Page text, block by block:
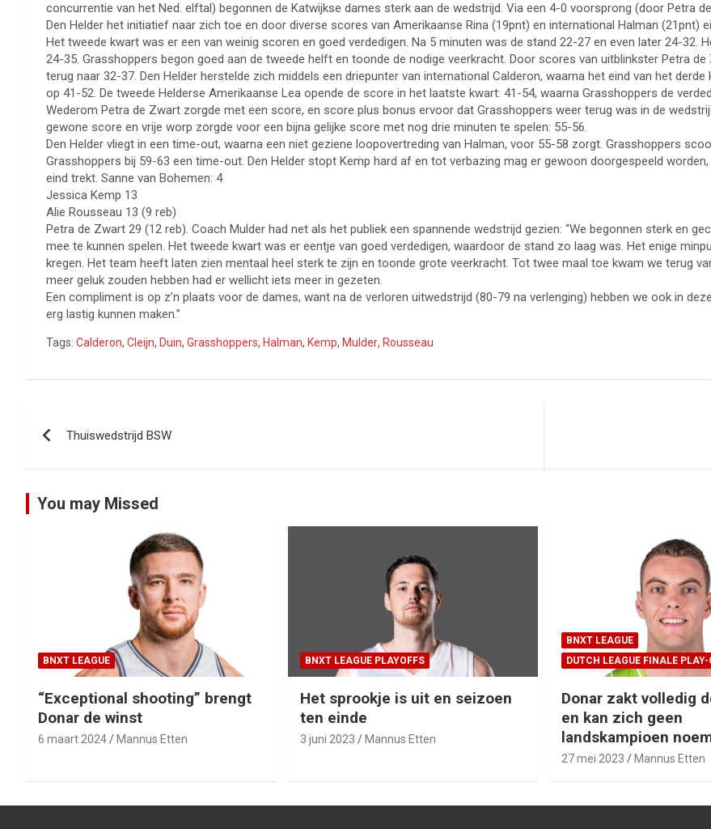
concurrentie van het Ned. elftal) begonnen de Katwijkse dames sterk aan de wedstrijd. Via een 4-0 voorsprong (door Petra
Den Helder het initiatief naar zich toe en door diverse scores van Amerikaanse Rina (19pnt) en international Halman (21pnt)
Het tweede kwart was er een van weinig scoren en goed verdedigen. Na 5 minuten was de stand 22-27 en even later 24-
24-35. Grasshoppers begon goed aan de tweede helft en toonde de nodige veerkracht. Door scores van uitblinkster Petra
terug naar 32-37. Den Helder herstelde zich middels een driepunter van international Calderon, waarna het eind van het
op 41-52. De tweede Helderse Amerikaanse Lea opende de score in het laatste kwart: 41-54, waarna Grasshoppers de
Wederom Petra de Zwart zorgde met een score, en score plus bonus ervoor dat Grasshoppers weer terug was in de
gewone score en vrije worp zorgde voor een bijna gelijke score met nog drie minuten te spelen: 55-56.
Den Helder vliegt in een time-out, waarna een niet geziene loopovertreding van Halman, voor 55-58 zorgt. Grasshoppers
Grasshoppers bij 59-63 een time-out. Den Helder stopt Kemp hard af en tot verbazing mag er gewoon doorgespeeld
eind trekt. Sanne van Bohemen: 4
Jessica Kemp 13
Alie Rousseau 13 (9 reb)
Petra de Zwart 29 (12 reb). Coach Mulder had net als het publiek een spannende wedstrijd gezien: “We begonnen sterk en
mee te kunnen spelen. Het tweede kwart was er eentje van goed verdedigen, waardoor de stand zo laag was. Het enige
kregen. Het team heeft laten zien mentaal heel sterk te zijn en toonde grote veerkracht. Tot twee maal toe kwam we terug
meer geluk zouden hebben had er wellicht iets meer in gezeten.
Een compliment is op z’n plaats voor de dames, want na de verloren uitwedstrijd (80-79 na verlenging) hebben we ook in
erg lastig kunnen maken.”
Tags: Calderon, Cleijn, Duin, Grasshoppers, Halman, Kemp, Mulder, Rousseau
navigatie
Thuiswedstrijd BSW
You may Missed
BNXT LEAGUE
“Exceptional shooting” brengt
Donar de winst
6 maart 2024 Mannus Etten
BNXT LEAGUE PLAYOFFS
Het sprookje is uit en seizoen
ten einde
3 juni 2023 Mannus Etten
BNXT LEAGUE
DUTCH LEAGUE FINALE PLAY-
Donar zakt volledig
en kan zich geen
landskampioen
27 mei 2023 Mannus Etten